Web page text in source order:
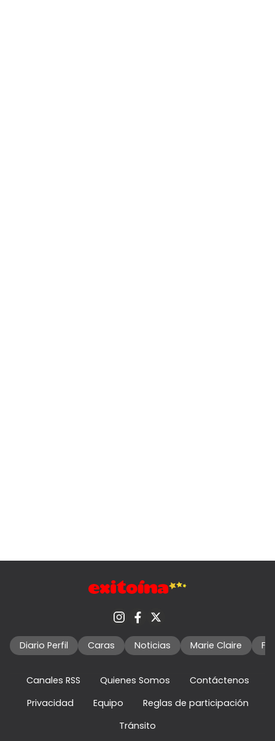
Diario Perfil Caras Noticias Marie Claire
Canales RSS Quienes Somos
Contáctenos
Privacidad
Equipo
Reglas de participación
Tránsito